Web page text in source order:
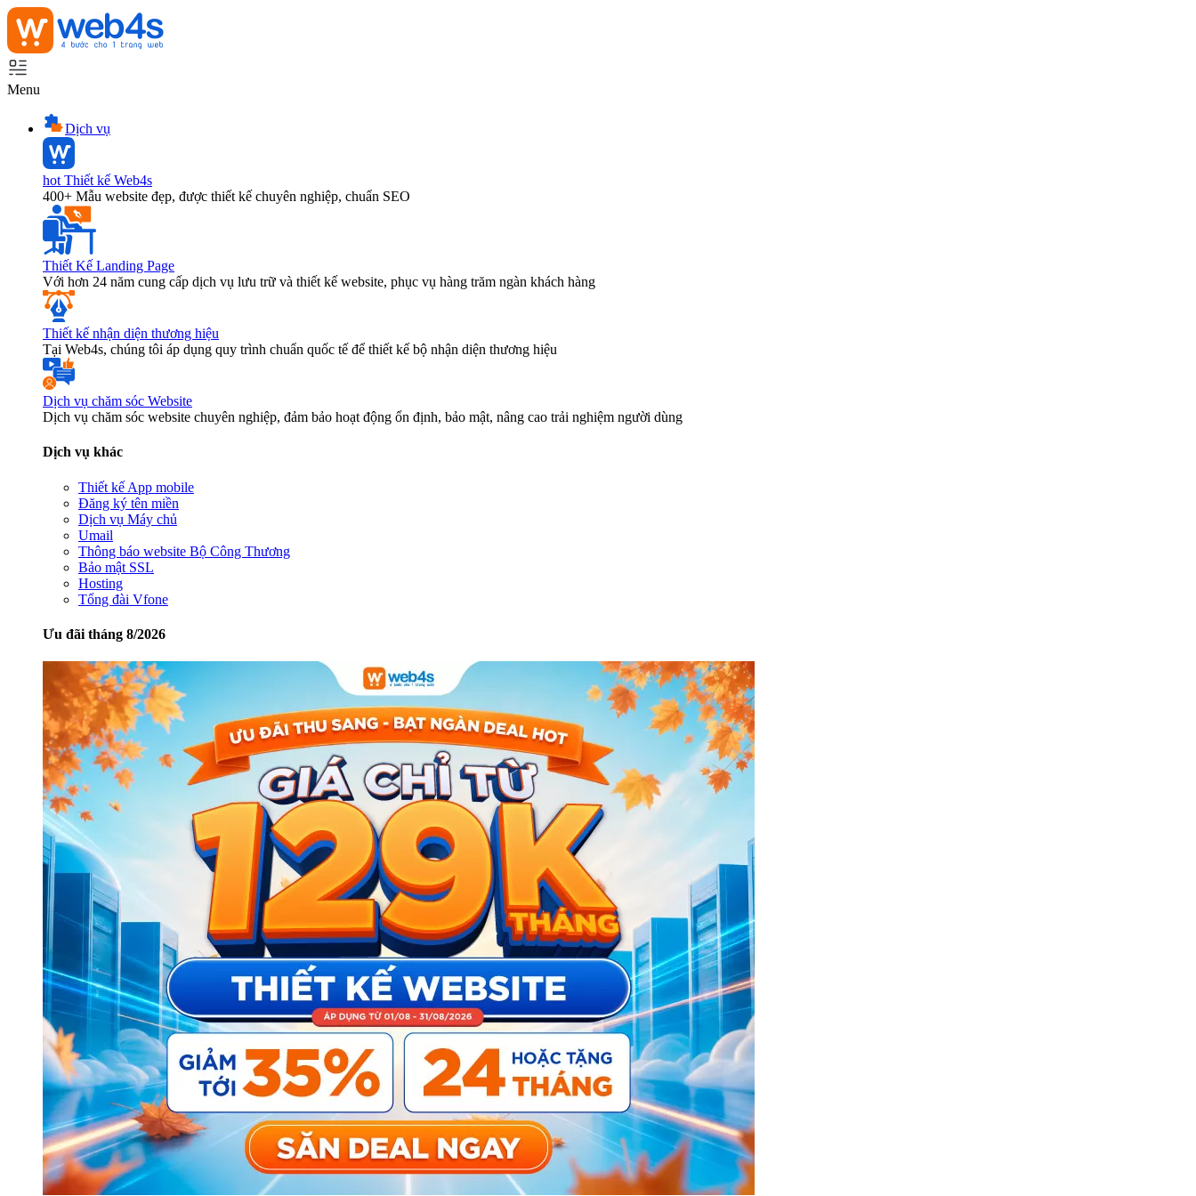
Menu
Dịch vụ
hot Thiết kế Web4s
400+ Mẫu website đẹp, được thiết kế chuyên nghiệp, chuẩn SEO
Thiết Kế Landing Page
Với hơn 24 năm cung cấp dịch vụ lưu trữ và thiết kế website, phục vụ hàng trăm ngàn khách hàng
Thiết kế nhận diện thương hiệu
Tại Web4s, chúng tôi áp dụng quy trình chuẩn quốc tế để thiết kế bộ nhận diện thương hiệu
Dịch vụ chăm sóc Website
Dịch vụ chăm sóc website chuyên nghiệp, đảm bảo hoạt động ổn định, bảo mật, nâng cao trải nghiệm người dùng
Dịch vụ khác
Thiết kế App mobile
Đăng ký tên miền
Dịch vụ Máy chủ
Umail
Thông báo website Bộ Công Thương
Bảo mật SSL
Hosting
Tổng đài Vfone
Ưu đãi tháng 8/2026